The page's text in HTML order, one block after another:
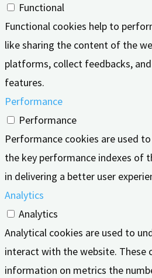
Functional
Functional cookies help to
like sharing the content of the
platforms, collect feedbacks,
features.
Performance
Performance
Performance cookies are used
the key performance indexes of
in delivering a better user
Analytics
Analytics
Analytical cookies are used to
interact with the website. These
information on metrics the